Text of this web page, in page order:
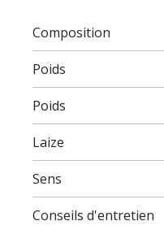
Composition
Poids
Poids
Laize
Sens
Conseils d'entretien